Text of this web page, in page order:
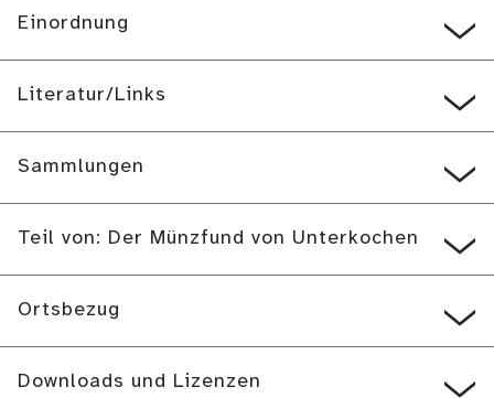
Einordnung
Literatur/Links
Sammlungen
Teil von: Der Münzfund von Unterkochen
Ortsbezug
Downloads und Lizenzen